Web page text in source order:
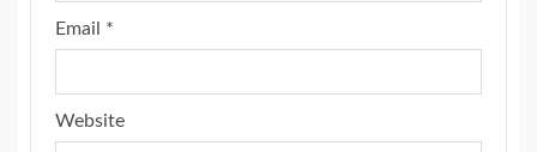
Email *
Website